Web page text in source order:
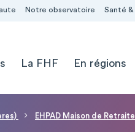
Notre observatoire Santé
La FHF En régions
EHPAD Maison de